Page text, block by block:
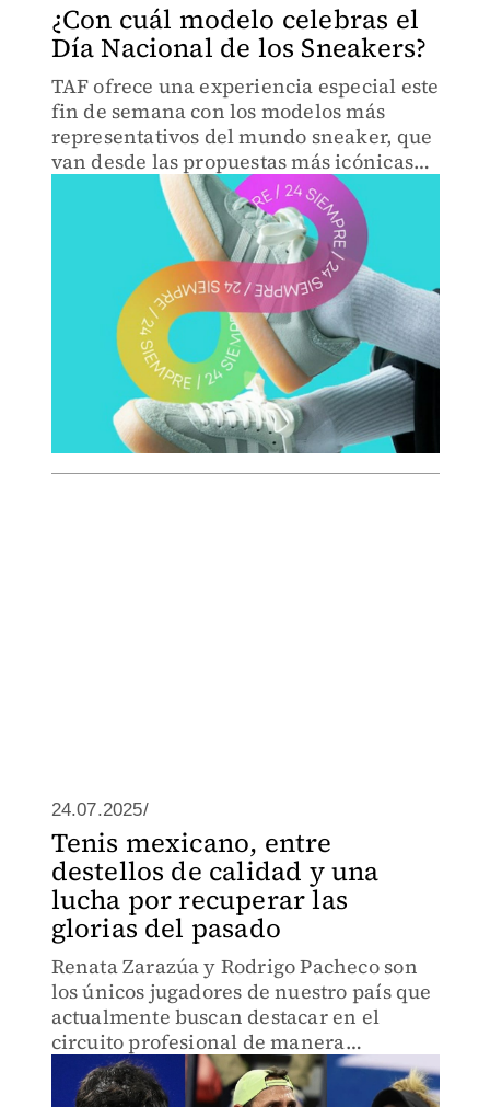
¿Con cuál modelo celebras el
Día Nacional de los Sneakers?
TAF ofrece una experiencia especial este
fin de semana con los modelos más
representativos del mundo sneaker, que
van desde las propuestas más icónicas
como los Adidas Superstar, hasta los más
especiales como Puma Speedcat, Nike
Cortez y Vans Hyland
24.07.2025/
Tenis mexicano, entre
destellos de calidad y una
lucha por recuperar las
glorias del pasado
Renata Zarazúa y Rodrigo Pacheco son
los únicos jugadores de nuestro país que
actualmente buscan destacar en el
circuito profesional de manera
individual, pero les hace falta dar un
paso más en su carrera